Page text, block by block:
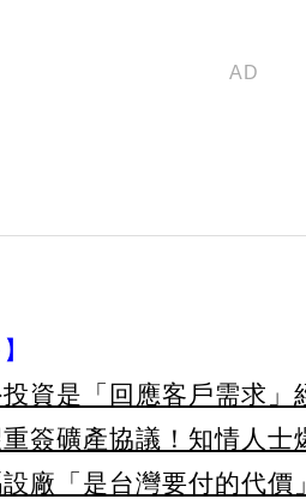
資是「回應客戶需求
簽礦產協議！知情人士
廠「是台灣要付的代